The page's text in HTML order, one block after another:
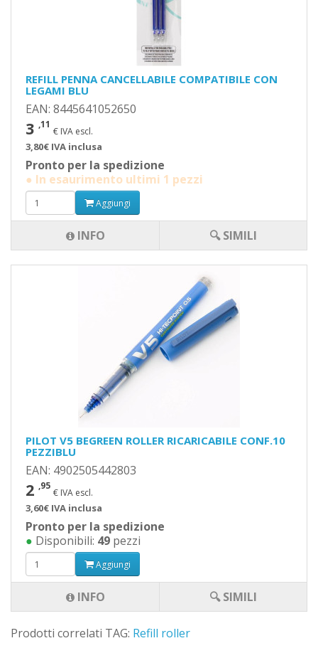
PILOT V5 BEGREEN ROLLER RICARICABILE CONF.10
PEZZIBLU
EAN: 4902505442803
2 ,95
€ IVA escl.
3,60€ IVA inclusa
Pronto per la spedizione
● Disponibili: 49 pezzi
Aggiungi
INFO 🔍 SIMILI
REFILL PENNA CANCELLABILE COMPATIBILE CON
LEGAMI BLU
EAN: 8445641052650
3 ,11
€ IVA escl.
3,80€ IVA inclusa
Pronto per la spedizione
● In esaurimento ultimi 1 pezzi
Aggiungi
INFO 🔍 SIMILI
Prodotti correlati TAG: Refill roller